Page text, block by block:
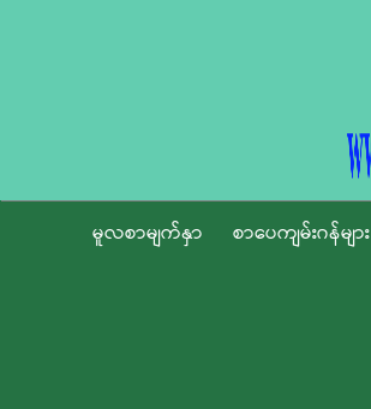
မူလစာမျက်နှာ စာပေကျမ်းဂန်များ